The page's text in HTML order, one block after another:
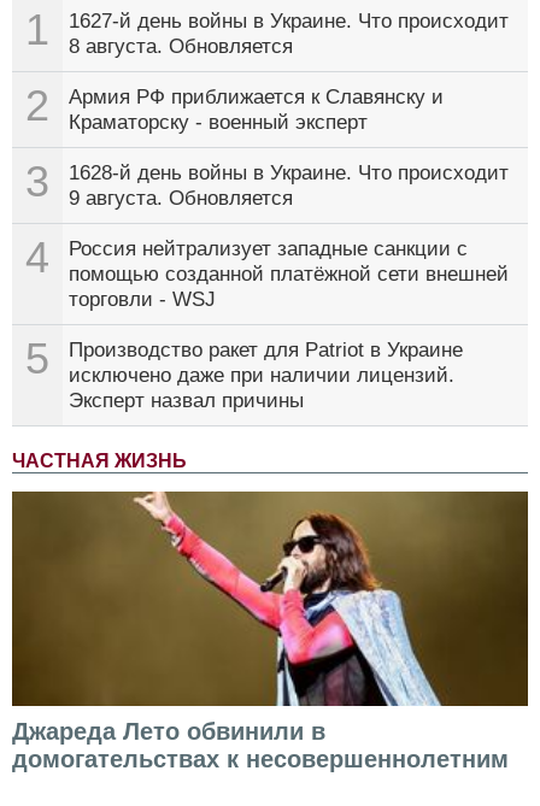
1
1627-й день войны в Украине. Что происходит
8 августа. Обновляется
2
Армия РФ приближается к Славянску и
Краматорску - военный эксперт
3
1628-й день войны в Украине. Что происходит
9 августа. Обновляется
4
Россия нейтрализует западные санкции с
помощью созданной платёжной сети внешней
торговли - WSJ
5
Производство ракет для Patriot в Украине
исключено даже при наличии лицензий.
Эксперт назвал причины
ЧАСТНАЯ ЖИЗНЬ
Джареда Лето обвинили в
домогательствах к несовершеннолетним